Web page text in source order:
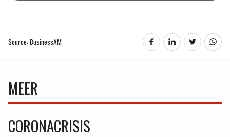
Source: BusinessAM
MEER
CORONACRISIS